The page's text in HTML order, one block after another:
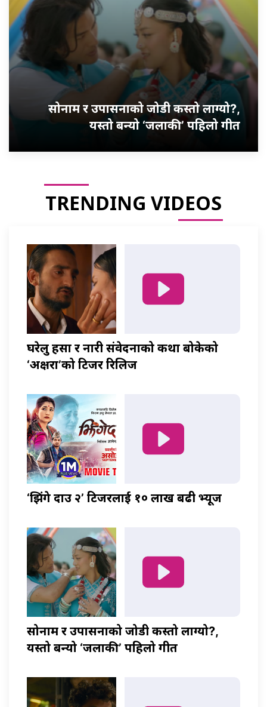
सोनाम र उपासनाको जोडी कस्तो लाग्यो?,
यस्तो बन्यो ‘जलाकी’ पहिलो गीत
TRENDING VIDEOS
घरेलु हिंसा र नारी संवेदनाको कथा बोकेको
‘अक्षरा’को टिजर रिलिज
‘झिंगे दाउ २’ टिजरलाई १० लाख बढी भ्यूज
सोनाम र उपासनाको जोडी कस्तो लाग्यो?,
यस्तो बन्यो ‘जलाकी’ पहिलो गीत